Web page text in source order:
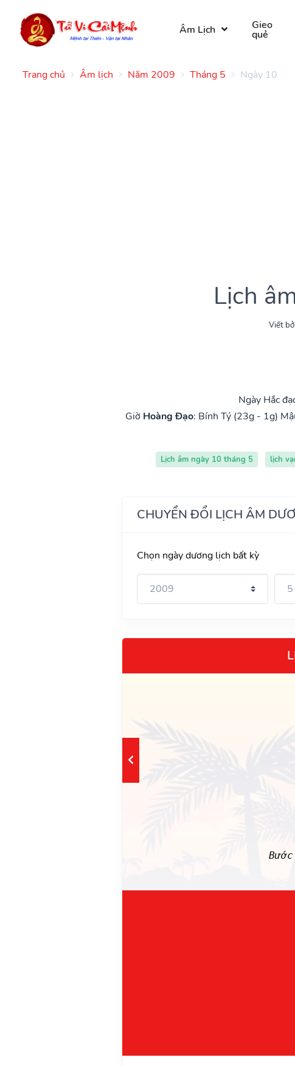
Âm Lịch Gieo
quẻ
Trang chủ Âm lịch Năm 2009 Tháng 5 Ngày 10
Lịch
Viết
Ngày Hắc
Giờ Hoàng Đạo: Bính Tý (23g - 1g)
Lịch âm ngày 10 tháng 5 lịch
CHUYỂN ĐỔI LỊCH ÂM
Chọn ngày dương lịch bất kỳ